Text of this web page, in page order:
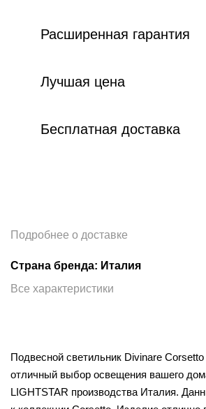
Расширенная гарантия
Лучшая цена
Бесплатная доставка
Подробнее о доставке
Страна бренда: Италия
Все характеристики
Подвесной светильник Divinare
отличный выбор освещения вашего
LIGHTSTAR производства Италия.